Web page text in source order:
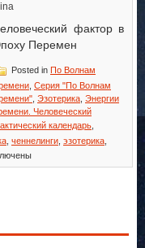
фактор в
Перемен
Posted in По Волнам
Серия "По Волнам
Эзотерика Энергии
Человеческий
календарь
ченнелинги эзотерика